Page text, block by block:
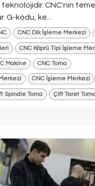
teknolojidir. CNC'nin
G-kodu, ke...
CNC Dik İşleme Merkezi
CNC Köprü Tipi İşleme
Makine CNC Torna
CNC İşleme Merkezi
Spindle Torna Çift Taret